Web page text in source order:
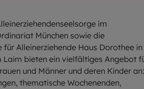
im
München sowie die
Alleinerziehende Haus Dorothee in
Laim bieten ein vielfältiges Angebot
und Männer und deren Kinder an:
thematische Wochenenden,